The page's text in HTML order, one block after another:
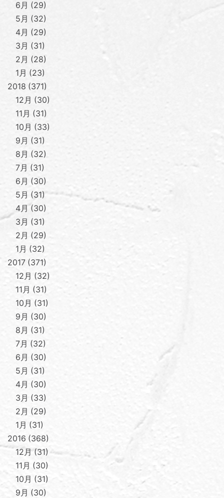
6月
29
5月
32
4月
29
3月
31
2月
28
1月
23
2018 371
12月
30
11月
31
10月
33
9月
31
8月
32
7月
31
6月
30
5月
31
4月
30
3月
31
2月
29
1月
32
2017 371
12月
32
11月
31
10月
31
9月
30
8月
31
7月
32
6月
30
5月
31
4月
30
3月
33
2月
29
1月
31
2016 368
12月 31
11月
30
10月
31
9月
30